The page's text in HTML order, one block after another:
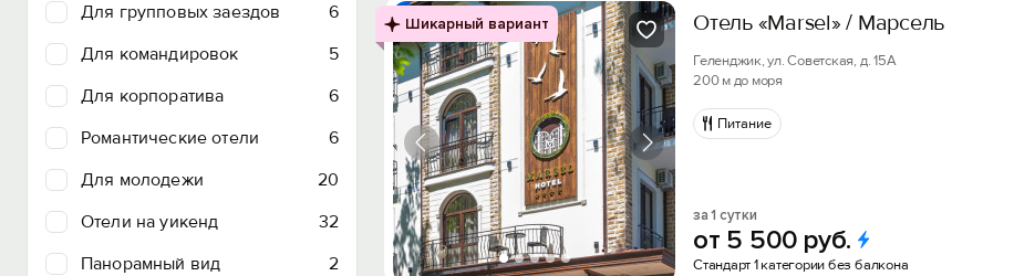
Для групповых заездов
6
Для командировок
5
Для корпоратива
6
Романтические отели
6
Для молодежи
20
Отели на уикенд
32
Панорамный вид
2
Шикарный вариант Отель «Marsel» / Марсель
Геленджик, ул. Советская, д. 15А
200 м до моря
Питание
за 1 сутки
от 5 500 руб.
Стандарт 1 категории без балкона